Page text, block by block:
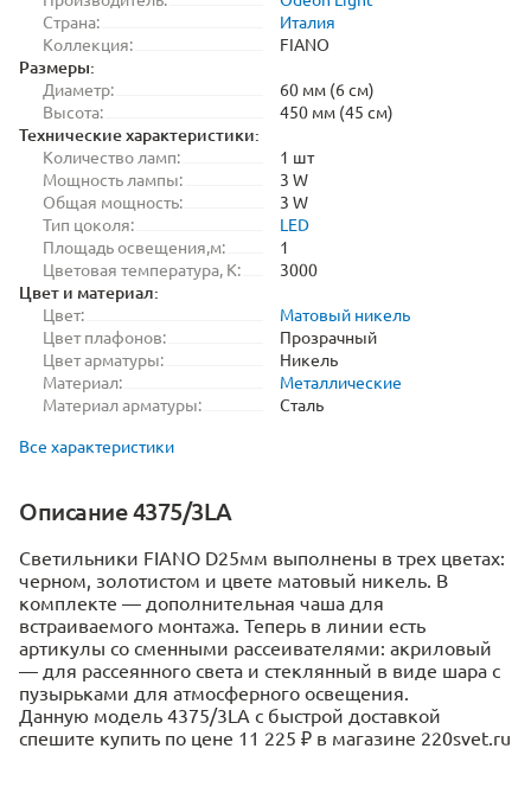
Страна:
Италия
Коллекция:
FIANO
Размеры:
Диаметр:
60 мм (6 см)
Высота:
450 мм (45 см)
Технические характеристики:
Количество ламп:
1 шт
Мощность лампы:
3 W
Общая мощность:
3 W
Тип цоколя:
LED
Площадь освещения,м:
1
Цветовая температура, K:
3000
Цвет и материал:
Цвет:
Матовый никель
Цвет плафонов:
Прозрачный
Цвет арматуры:
Никель
Материал:
Металлические
Материал арматуры:
Сталь
Все характеристики
Описание 4375/3LA
Светильники FIANO D25мм выполнены в трех цветах:
черном, золотистом и цвете матовый никель. В
комплекте — дополнительная чаша для
встраиваемого монтажа. Теперь в линии есть
артикулы со сменными рассеивателями: акриловый
— для рассеянного света и стеклянный в виде шара с
пузырьками для атмосферного освещения.
Данную модель 4375/3LA с быстрой доставкой
спешите купить по цене 11 225 ₽ в магазине 220svet.ru